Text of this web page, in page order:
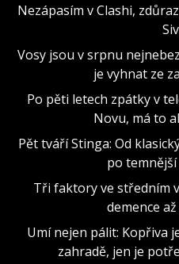
Nezápasím v Clashi,
Vosy jsou v srpnu
je vyhnat ze
Po pěti letech zpátky v
Novu, má to
Pět tváří Stinga: Od
po
Tři faktory ve středním
demence
Umí nejen pálit: Kopřiva
zahradě, jen je